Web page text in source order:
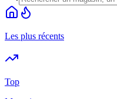
Les plus récents
Top